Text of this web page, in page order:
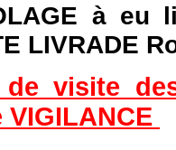
à eu
LIVRADE
visite